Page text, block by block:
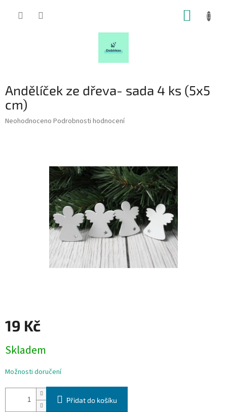
Andělíček ze dřeva- sada 4 ks (5x5
cm)
Průměrné
Neohodnoceno Podrobnosti hodnocení
19 Kč
cena:
Skladem
Možnosti doručení
Přidat do košíku